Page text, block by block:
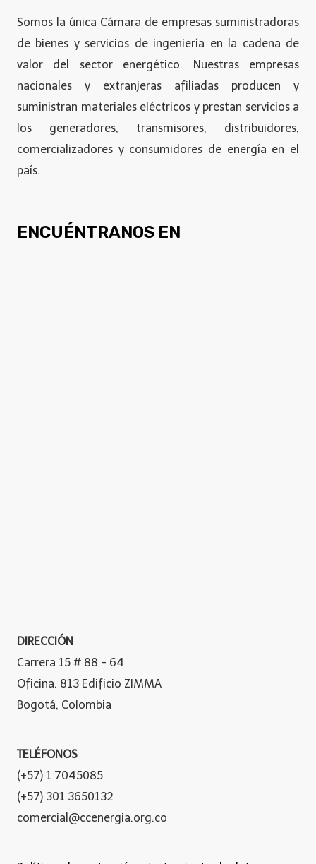
Somos la única Cámara de empresas suministradoras
de bienes y servicios de ingeniería en la cadena de
valor del sector energético. Nuestras empresas
nacionales y extranjeras afiliadas producen y
suministran materiales eléctricos y prestan servicios a
los generadores, transmisores, distribuidores,
comercializadores y consumidores de energía en el
país.
ENCUÉNTRANOS EN
DIRECCIÓN
Carrera 15 # 88 - 64
Oficina. 813 Edificio ZIMMA
Bogotá, Colombia
TELÉFONOS
(+57) 1 7045085
(+57) 301 3650132
comercial@ccenergia.org.co